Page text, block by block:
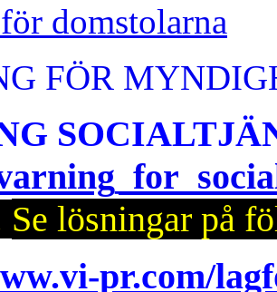
domstolarna
FÖR
Se lösningar på
pr.com/